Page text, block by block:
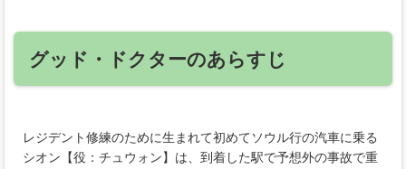
グッド・ドクターのあらすじ
レジデント修練のために生まれて初めてソウル行の汽車に乗る
シオン【役：チュウォン】は、到着した駅で予想外の事故で重